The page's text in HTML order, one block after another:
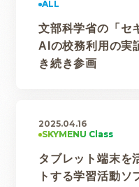
文部科学省の「セ
AIの校務利用の実
き続き参画
2025.04.16
タブレット端末を
トする学習活動